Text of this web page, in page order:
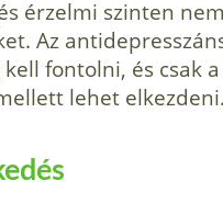
érzelmi szinten
Az
fontol­ni, és csak
lehet elkezdeni.